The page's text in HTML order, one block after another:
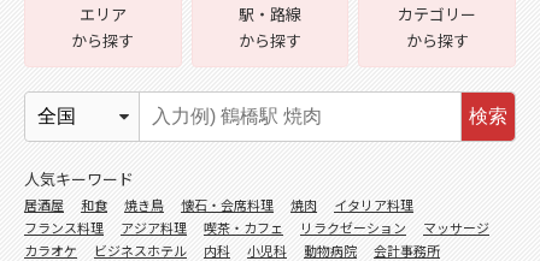
エリア
から探す
駅・路線
から探す
カテゴリー
から探す
検索
人気キーワード
居酒屋 和食 焼き鳥 懐石・会席料理 焼肉
イタリア料理
フランス料理
アジア料理 喫茶・カフェ リラクゼーション
マッサージ
カラオケ
ビジネスホテル 内科 小児科 動物病院
会計事務所